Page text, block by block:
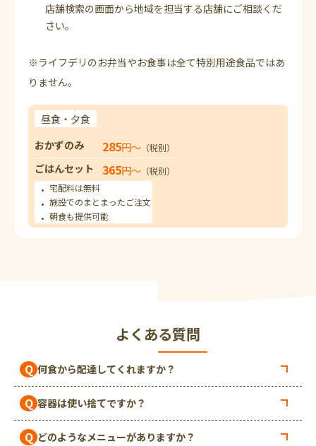
店舗検索の画面から地域を担当する店舗にご相談くだ
さい。
※ライフデリのお弁当やお食事は全て特別用途食品ではあ
りません。
昼食・夕食
おかずのみ
285円〜 （税別）
ごはんセット 365円〜 （税別）
宅配料は無料
施設でのまとまったご注文
朝食も提供可能
よくある質問
Q 何食から配達してくれますか？
Q 容器は使い捨てですか？
Q どのようなメニューがありますか？